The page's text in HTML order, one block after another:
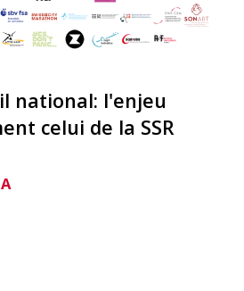
national: l'enjeu
celui de la SSR